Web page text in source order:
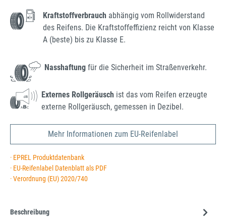
Kraftstoffverbrauch abhängig vom Rollwiderstand
des Reifens. Die Kraftstoffeffizienz reicht von Klasse
A (beste) bis zu Klasse E.
Nasshaftung für die Sicherheit im Straßenverkehr.
Externes Rollgeräusch ist das vom Reifen erzeugte
externe Rollgeräusch, gemessen in Dezibel.
Mehr Informationen zum EU-Reifenlabel
· EPREL Produktdatenbank
· EU-Reifenlabel Datenblatt als PDF
· Verordnung (EU) 2020/740
Beschreibung